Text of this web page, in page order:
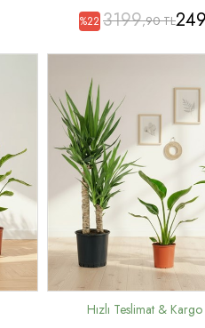
%22 3199,90 TL